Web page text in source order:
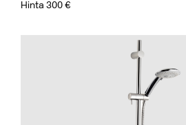
Hinta 300 €